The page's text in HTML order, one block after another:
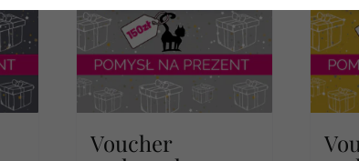
Voucher